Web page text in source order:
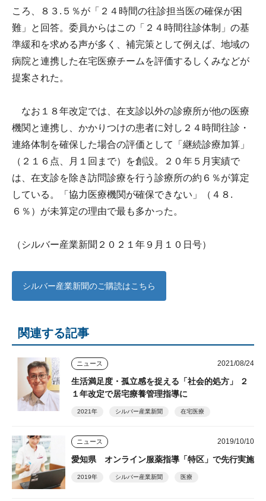
ころ、８３.５％が「２４時間の往診担当医の確保が困
難」と回答。委員からはこの「２４時間往診体制」の基
準緩和を求める声が多く、補完策として例えば、地域の
病院と連携した在宅医療チームを評価するしくみなどが
提案された。
なお１８年改定では、在支診以外の診療所が他の医療
機関と連携し、かかりつけの患者に対し２４時間往診・
連絡体制を確保した場合の評価として「継続診療加算」
（２１６点、月１回まで）を創設。２０年５月実績で
は、在支診を除き訪問診療を行う診療所の約６％が算定
している。「協力医療機関が確保できない」（４８.
６％）が未算定の理由で最も多かった。
（シルバー産業新聞２０２１年９月１０日号）
シルバー産業新聞のご購読はこちら
関連する記事
ニュース 2021/08/24
生活満足度・孤立感を捉える「社会的処方」 ２
１年改定で居宅療養管理指導に
2021年 シルバー産業新聞 在宅医療
ニュース 2019/10/10
愛知県 オンライン服薬指導「特区」で先行実施
2019年 シルバー産業新聞 医療